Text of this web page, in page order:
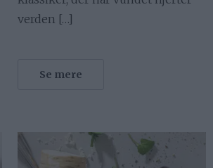
verden […]
Se mere